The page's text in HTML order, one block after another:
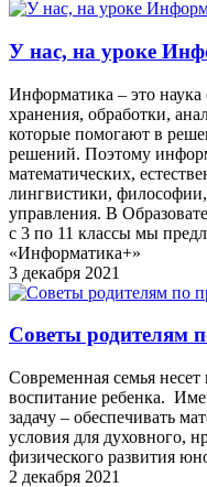
У нас, на уроке
Информатика – это наука
хранения, обработки,
которые помогают в
решений. Поэтому
математических,
лингвистики,
управления. В
с 3 по 11 классы мы
«Информатика+»
3 декабря 2021
Советы родителям
Современная семья
воспитание ребенка.
задачу – обеспечивать
условия для духовного,
физического развития
2 декабря 2021